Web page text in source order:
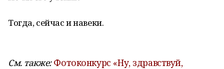
Тогда, сейчас и навеки.
См. также: Фотоконкурс «Ну, здравствуй,